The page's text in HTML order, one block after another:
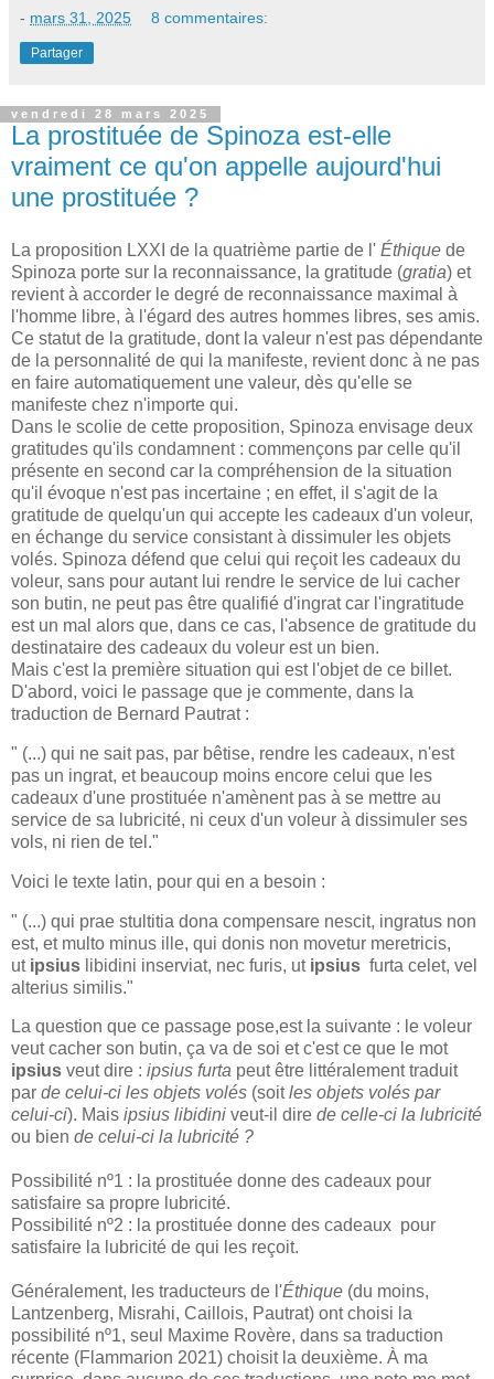
- mars 31, 2025 8 commentaires:
Partager
vendredi 28 mars 2025
La prostituée de Spinoza est-elle
vraiment ce qu'on appelle aujourd'hui
une prostituée ?
La proposition LXXI de la quatrième partie de l' Éthique de
Spinoza porte sur la reconnaissance, la gratitude (gratia) et
revient à accorder le degré de reconnaissance maximal à
l'homme libre, à l'égard des autres hommes libres, ses amis.
Ce statut de la gratitude, dont la valeur n'est pas dépendante
de la personnalité de qui la manifeste, revient donc à ne pas
en faire automatiquement une valeur, dès qu'elle se
manifeste chez n'importe qui.
Dans le scolie de cette proposition, Spinoza envisage deux
gratitudes qu'ils condamnent : commençons par celle qu'il
présente en second car la compréhension de la situation
qu'il évoque n'est pas incertaine ; en effet, il s'agit de la
gratitude de quelqu'un qui accepte les cadeaux d'un voleur,
en échange du service consistant à dissimuler les objets
volés. Spinoza défend que celui qui reçoit les cadeaux du
voleur, sans pour autant lui rendre le service de lui cacher
son butin, ne peut pas être qualifié d'ingrat car l'ingratitude
est un mal alors que, dans ce cas, l'absence de gratitude du
destinataire des cadeaux du voleur est un bien.
Mais c'est la première situation qui est l'objet de ce billet.
D'abord, voici le passage que je commente, dans la
traduction de Bernard Pautrat :
" (...) qui ne sait pas, par bêtise, rendre les cadeaux, n'est
pas un ingrat, et beaucoup moins encore celui que les
cadeaux d'une prostituée n'amènent pas à se mettre au
service de sa lubricité, ni ceux d'un voleur à dissimuler ses
vols, ni rien de tel."
Voici le texte latin, pour qui en a besoin :
" (...) qui prae stultitia dona compensare nescit, ingratus non
est, et multo minus ille, qui donis non movetur meretricis,
ut ipsius libidini inserviat, nec furis, ut ipsius furta celet, vel
alterius similis."
La question que ce passage pose,est la suivante : le voleur
veut cacher son butin, ça va de soi et c'est ce que le mot
ipsius veut dire : ipsius furta peut être littéralement traduit
par de celui-ci les objets volés (soitles objets volés par
celui-ci). Mais ipsius libidini veut-il dire de celle-ci la lubricité
ou bien de celui-ci la lubricité ?
Possibilité nº1 : la prostituée donne des cadeaux pour
satisfaire sa propre lubricité.
Possibilité nº2 : la prostituée donne des cadeaux pour
satisfaire la lubricité de qui les reçoit.
Généralement, les traducteurs de l'Éthique (du moins,
Lantzenberg, Misrahi, Caillois, Pautrat) ont choisi la
possibilité nº1, seul Maxime Rovère, dans sa traduction
récente (Flammarion 2021) choisit la deuxième. À ma